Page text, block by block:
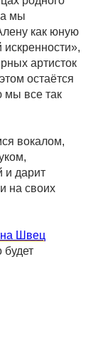
мы
как юную
артисток
остаётся
мы все так
вокалом,
и дарит
на своих
Швец
будет